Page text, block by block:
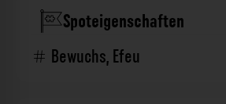
Spoteigenschaften
Bewuchs,Efeu